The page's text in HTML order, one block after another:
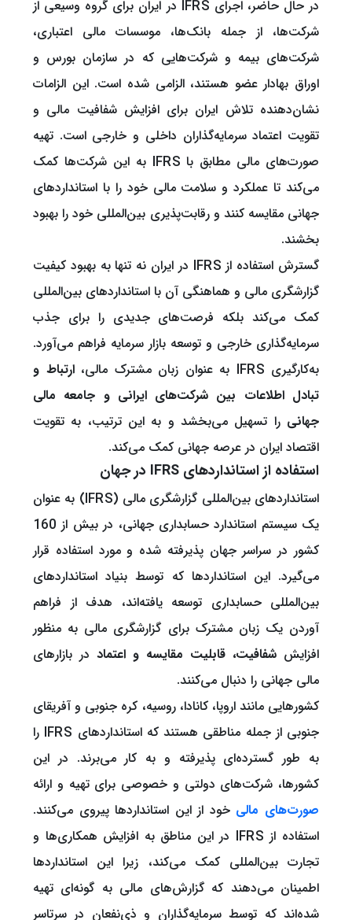
در حال حاضر، اجرای IFRS در ایران برای گروه وسیعی از
شرکت‌ها، از جمله بانک‌ها، موسسات مالی اعتباری،
شرکت‌های بیمه و شرکت‌هایی که در سازمان بورس و
اوراق بهادار عضو هستند، الزامی شده است. این الزامات
نشان‌دهنده تلاش ایران برای افزایش شفافیت مالی و
تقویت اعتماد سرمایه‌گذاران داخلی و خارجی است. تهیه
صورت‌های مالی مطابق با IFRS به این شرکت‌ها کمک
می‌کند تا عملکرد و سلامت مالی خود را با استانداردهای
جهانی مقایسه کنند و رقابت‌پذیری بین‌المللی خود را بهبود
بخشند.
گسترش استفاده از IFRS در ایران نه تنها به بهبود کیفیت
گزارشگری مالی و هماهنگی آن با استانداردهای بین‌المللی
کمک می‌کند بلکه فرصت‌های جدیدی را برای جذب
سرمایه‌گذاری خارجی و توسعه بازار سرمایه فراهم می‌آورد.
به‌کارگیری IFRS به عنوان زبان مشترک مالی،
ارتباط و
تبادل اطلاعات بین شرکت‌های ایرانی و جامعه مالی
جهانی را تسهیل می‌بخشد و به این ترتیب، به تقویت
اقتصاد ایران در عرصه جهانی کمک می‌کند.
استفاده از استانداردهای IFRS در جهان
استانداردهای بین‌المللی گزارشگری مالی (IFRS) به عنوان
یک سیستم استاندارد حسابداری جهانی، در بیش از 160
کشور در سراسر جهان پذیرفته شده و مورد استفاده قرار
می‌گیرد. این استانداردها که توسط بنیاد استانداردهای
بین‌المللی حسابداری توسعه یافته‌اند، هدف از فراهم
آوردن یک زبان مشترک برای گزارشگری مالی به منظور
افزایش شفافیت، قابلیت مقایسه و اعتماد در بازارهای
مالی جهانی را دنبال می‌کنند.
کشورهایی مانند اروپا، کانادا، روسیه، کره جنوبی و آفریقای
جنوبی از جمله مناطقی هستند که استانداردهای IFRS را
به طور گسترده‌ای پذیرفته و به کار می‌برند. در این
کشورها، شرکت‌های دولتی و خصوصی برای تهیه و ارائه
صورت‌های مالی خود از این استانداردها پیروی می‌کنند.
استفاده از IFRS در این مناطق به افزایش همکاری‌ها و
تجارت بین‌المللی کمک می‌کند، زیرا این استانداردها
اطمینان می‌دهند که گزارش‌های مالی به گونه‌ای تهیه
شده‌اند که توسط سرمایه‌گذاران و ذی‌نفعان در سرتاسر